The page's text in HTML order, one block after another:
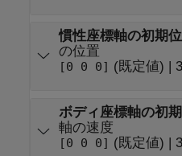
慣性座標軸の初期
の位置
[0 0 0] (既定値) |
ボディ座標軸の初
軸の速度
[0 0 0] (既定値) |